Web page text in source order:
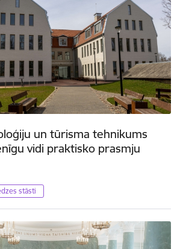
un tūrisma tehnikums
vidi praktisko prasmju
stāsti